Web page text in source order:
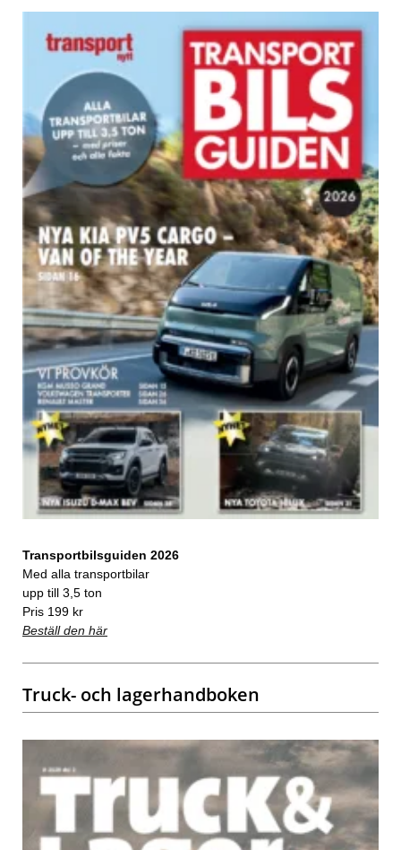
Transportbilsguiden 2026
Med alla transportbilar
upp till 3,5 ton
Pris 199 kr
Beställ den här
Truck- och lagerhandboken